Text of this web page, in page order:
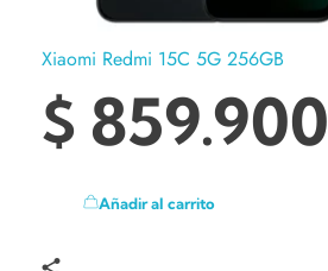
Xiaomi Redmi 15C 5G 256GB
$ 859.900
Añadir al carrito